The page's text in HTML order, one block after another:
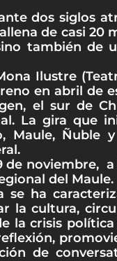
dos siglos
de casi 20
también de
Ilustre
en abril de
el sur de
La gira que
Maule, Ñuble
de noviembre,
del Maule.
se ha
la cultura,
la crisis
de